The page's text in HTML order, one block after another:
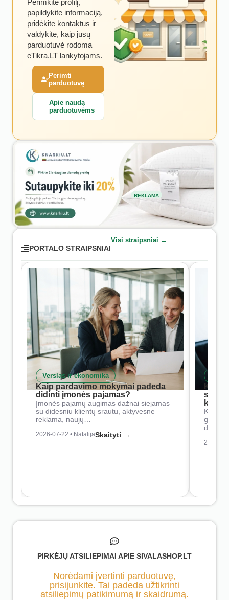
Perimkite profilį,
papildykite informaciją,
pridėkite kontaktus ir
valdykite, kaip jūsų
parduotuvė rodoma
eTikra.LT lankytojams.
Perimti
parduotuvę
Apie naudą
parduotuvėms
REKLAMA
PORTALO STRAIPSNIAI
Visi straipsniai →
Verslas ir ekonomika
Kaip pardavimo mokymai padeda
didinti įmonės pajamas?
Įmonės pajamų augimas dažnai siejamas
su didesniu klientų srautu, aktyvesne
reklama, naujų…
2026-07-22 • NatalijaSkaityti →
Kaip
2026-
PIRKĖJŲ ATSILIEPIMAI APIE SIVALASHOP.LT
Norėdami įvertinti parduotuvę,
prisijunkite. Tai padeda užtikrinti
atsiliepimų patikimumą ir skaidrumą.